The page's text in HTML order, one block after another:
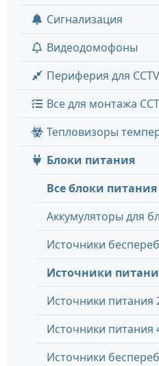
Сигнализация
Видеодомофоны
Периферия для CCTV
Все для монтажа
Тепловизоры
Блоки питания
Все блоки питания
Аккумуляторы для
Источники
Источники
Источники питания
Источники питания
Источники